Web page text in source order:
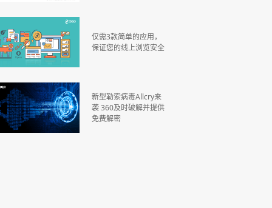
仅需3款简单的应用，
保证您的线上浏览安全
新型勒索病毒Allcry来
袭 360及时破解并提供
免费解密